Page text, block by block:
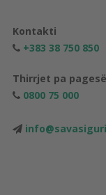
Kontakti
+383 38 750 850
Thirrjet pa pagesë
0800 75 000